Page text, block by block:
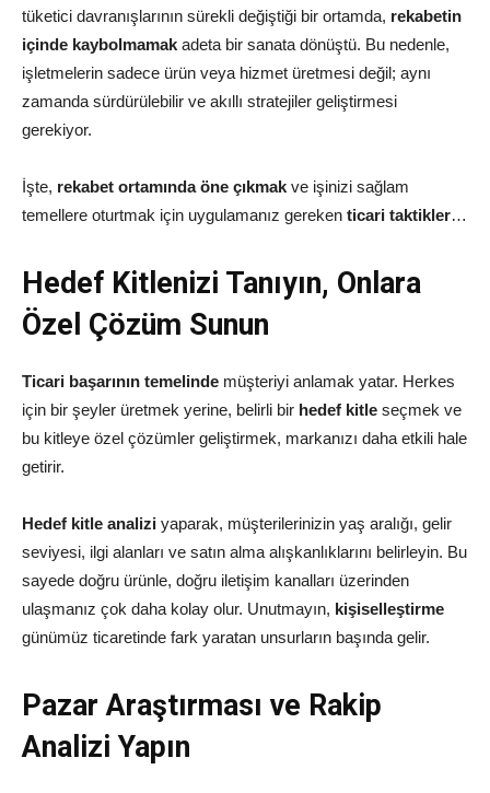
tüketici davranışlarının sürekli değiştiği bir ortamda, rekabetin
içinde kaybolmamak adeta bir sanata dönüştü. Bu nedenle,
işletmelerin sadece ürün veya hizmet üretmesi değil; aynı
zamanda sürdürülebilir ve akıllı stratejiler geliştirmesi
gerekiyor.
İşte, rekabet ortamında öne çıkmak ve işinizi sağlam
temellere oturtmak için uygulamanız gereken ticari taktikler…
Hedef Kitlenizi Tanıyın, Onlara
Özel Çözüm Sunun
Ticari başarının temelinde müşteriyi anlamak yatar. Herkes
için bir şeyler üretmek yerine, belirli bir hedef kitle seçmek ve
bu kitleye özel çözümler geliştirmek, markanızı daha etkili hale
getirir.
Hedef kitle analizi yaparak, müşterilerinizin yaş aralığı, gelir
seviyesi, ilgi alanları ve satın alma alışkanlıklarını belirleyin. Bu
sayede doğru ürünle, doğru iletişim kanalları üzerinden
ulaşmanız çok daha kolay olur. Unutmayın, kişiselleştirme
günümüz ticaretinde fark yaratan unsurların başında gelir.
Pazar Araştırması ve Rakip
Analizi Yapın